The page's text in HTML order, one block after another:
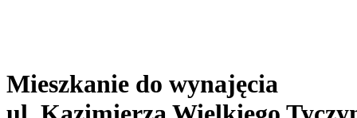
Mieszkanie do wynajęcia